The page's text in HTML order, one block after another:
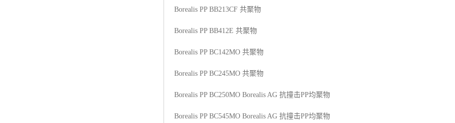
Borealis PP BB213CF 共聚物
Borealis PP BB412E 共聚物
Borealis PP BC142MO 共聚物
Borealis PP BC245MO 共聚物
Borealis PP BC250MO Borealis AG 抗撞击PP均聚物
Borealis PP BC545MO Borealis AG 抗撞击PP均聚物